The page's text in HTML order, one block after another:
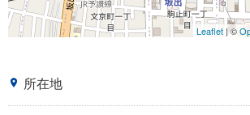
Leaflet | ©
place 所在地